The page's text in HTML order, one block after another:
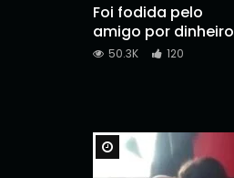
Foi fodida pelo
amigo por dinheiro
50.3K 120
Watch Later